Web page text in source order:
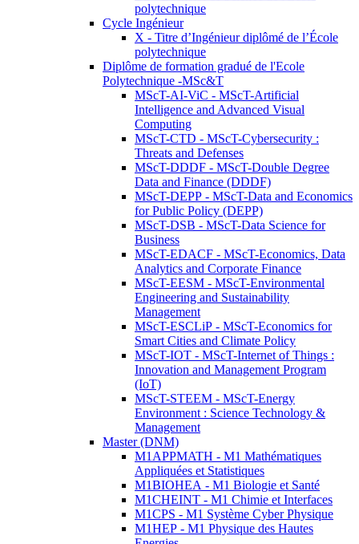
polytechnique
Cycle Ingénieur
X - Titre d’Ingénieur diplômé de l’École
polytechnique
Diplôme de formation gradué de l'Ecole
Polytechnique -MSc&T
MScT-AI-ViC - MScT-Artificial
Intelligence and Advanced Visual
Computing
MScT-CTD - MScT-Cybersecurity :
Threats and Defenses
MScT-DDDF - MScT-Double Degree
Data and Finance (DDDF)
MScT-DEPP - MScT-Data and Economics
for Public Policy (DEPP)
MScT-DSB - MScT-Data Science for
Business
MScT-EDACF - MScT-Economics, Data
Analytics and Corporate Finance
MScT-EESM - MScT-Environmental
Engineering and Sustainability
Management
MScT-ESCLiP - MScT-Economics for
Smart Cities and Climate Policy
MScT-IOT - MScT-Internet of Things :
Innovation and Management Program
(IoT)
MScT-STEEM - MScT-Energy
Environment : Science Technology &
Management
Master (DNM)
M1APPMATH - M1 Mathématiques
Appliquées et Statistiques
M1BIOHEA - M1 Biologie et Santé
M1CHEINT - M1 Chimie et Interfaces
M1CPS - M1 Système Cyber Physique
M1HEP - M1 Physique des Hautes